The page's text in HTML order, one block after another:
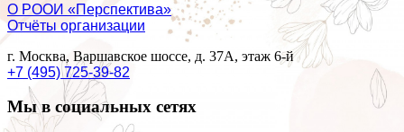
О РООИ «Перспектива»
Отчёты организации
г. Москва, Варшавское шоссе, д. 37А, этаж 6-й
+7 (495) 725-39-82
Мы в социальных сетях